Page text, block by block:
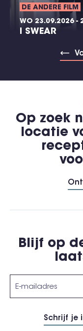
DE ANDERE FILM
WO 23.09.2026 -
I SWEAR
Op zoek
locatie
Blijf op